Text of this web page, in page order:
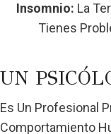
Insomnio: La
Tienes
UN
Es Un Profesional
Comportamiento